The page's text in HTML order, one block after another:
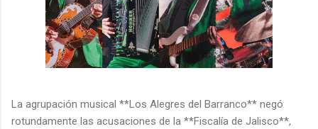
La agrupación musical **Los Alegres del Barranco** negó
rotundamente las acusaciones de la **Fiscalía de Jalisco**,